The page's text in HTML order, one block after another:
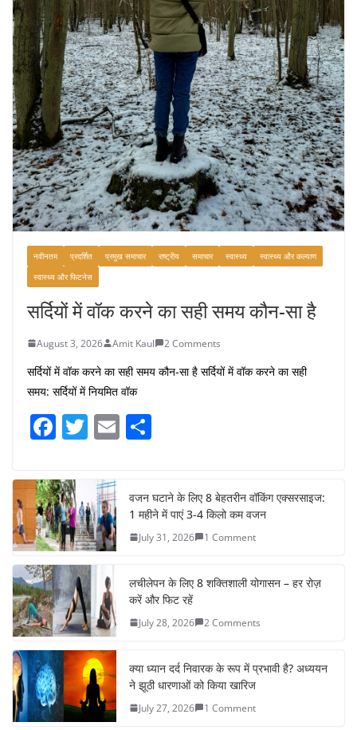
नवीनतम प्रदर्शित प्रमुख समाचार राष्ट्रीय समाचार स्वास्थ्य
स्वास्थ्य और कल्याण
स्वास्थ्य और फिटनेस
सर्दियों में वॉक करने का सही समय कौन-सा है
August 3, 2026 Amit Kaul 2 Comments
सर्दियों में वॉक करने का सही समय कौन-सा है सर्दियों में वॉक करने का सही
समय: सर्दियों में नियमित वॉक
F
c
e
b
o
o
k
T
itt
er
E
e
वजन घटाने के लिए 8 बेहतरीन वॉकिंग एक्सरसाइज:
1 महीने में पाएं 3-4 किलो कम वजन
July 31, 2026 1 Comment
लचीलेपन के लिए 8 शक्तिशाली योगासन – हर रोज़
करें और फिट रहें
July 28, 2026 2 Comments
क्या ध्यान दर्द निवारक के रूप में प्रभावी है? अध्ययन
ने झूठी धारणाओं को किया खारिज
July 27, 2026 1 Comment